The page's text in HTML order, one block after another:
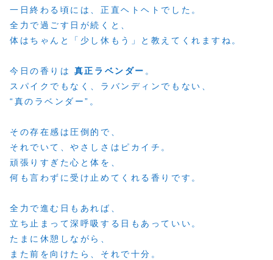
一日終わる頃には、正直ヘトヘトでした。
全力で過ごす日が続くと、
体はちゃんと「少し休もう」と教えてくれますね。
今日の香りは 真正ラベンダー 。
スパイクでもなく、ラバンディンでもない、
“真のラベンダー”。
その存在感は圧倒的で、
それでいて、やさしさはピカイチ。
頑張りすぎた心と体を、
何も言わずに受け止めてくれる香りです。
全力で進む日もあれば、
立ち止まって深呼吸する日もあっていい。
たまに休憩しながら、
また前を向けたら、それで十分。